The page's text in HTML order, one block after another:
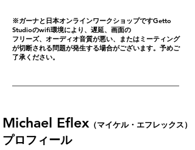
※ガーナと日本オンラインワークショップですGetto
Studioのwifi環境により、遅延、画面の
フリーズ、オーディオ音質が悪い、またはミーティング
が切断される問題が発生する場合がございます。予めご
了承ください。
Michael Eflex （マイケル・エフレックス）
プロフィール